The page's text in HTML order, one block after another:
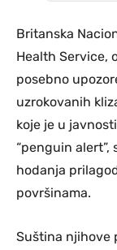
Britanska
Health Service,
posebno
uzrokovanih
koje je u
“penguin
hodanja
površinama.
Suština njihove